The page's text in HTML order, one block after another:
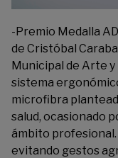
-Premio Medalla
de Cristóbal
Municipal de Arte y
sistema
microfibra
salud, ocasionado
ámbito
evitando gestos